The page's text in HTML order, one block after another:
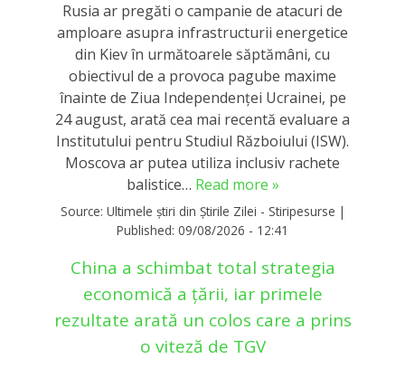
Rusia ar pregăti o campanie de atacuri de
amploare asupra infrastructurii energetice
din Kiev în următoarele săptămâni, cu
obiectivul de a provoca pagube maxime
înainte de Ziua Independenței Ucrainei, pe
24 august, arată cea mai recentă evaluare a
Institutului pentru Studiul Războiului (ISW).
Moscova ar putea utiliza inclusiv rachete
balistice… Read more »
Source: Ultimele știri din Știrile Zilei - Stiripesurse |
Published: 09/08/2026 - 12:41
China a schimbat total strategia
economică a țării, iar primele
rezultate arată un colos care a prins
o viteză de TGV